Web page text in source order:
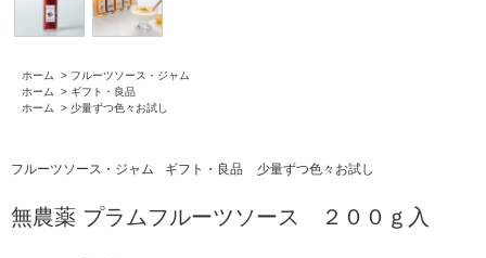
ホーム > フルーツソース・ジャム
ホーム
> ギフト・良品
ホーム
> 少量ずつ色々お試し
フルーツソース・ジャム ギフト・良品 少量ずつ色々お試し
無農薬 プラムフルーツソース ２００ｇ入